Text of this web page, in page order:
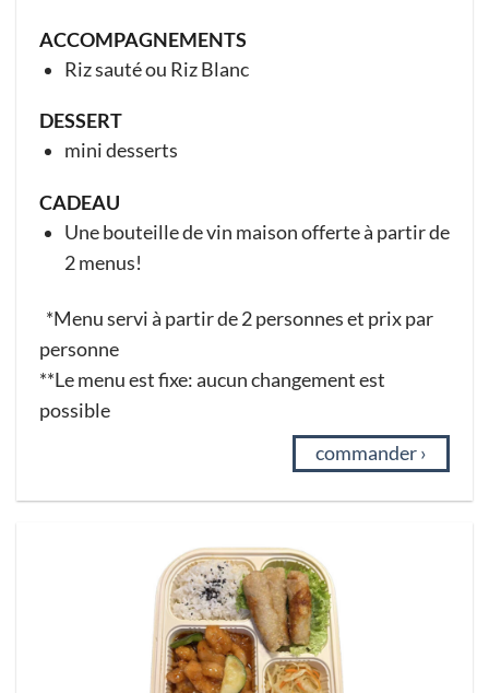
ACCOMPAGNEMENTS
Riz sauté ou Riz Blanc
DESSERT
mini desserts
CADEAU
Une bouteille de vin maison offerte à partir de
2 menus!
*Menu servi à partir de 2 personnes et prix par
personne
**Le menu est fixe: aucun changement est
possible
commander ›